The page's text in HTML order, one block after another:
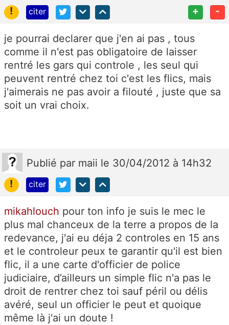
!
citer + -
je pourrai declarer que j'en ai pas , tous
comme il n'est pas obligatoire de laisser
rentré les gars qui controle , les seul qui
peuvent rentré chez toi c'est les flics, mais
j'aimerais ne pas avoir a filouté , juste que sa
soit un vrai choix.
Publié par maii le 30/04/2012 à 14h32
!
citer
mikahlouch pour ton info je suis le mec le
plus mal chanceux de la terre a propos de la
redevance, j'ai eu déja 2 controles en 15 ans
et le controleur peux te garantir qu'il est bien
flic, il a une carte d'officier de police
judiciaire, d’ailleurs un simple flic n'a pas le
droit de rentrer chez toi sauf péril ou délis
avéré, seul un officier le peut et quoique
même là j'ai un doute !